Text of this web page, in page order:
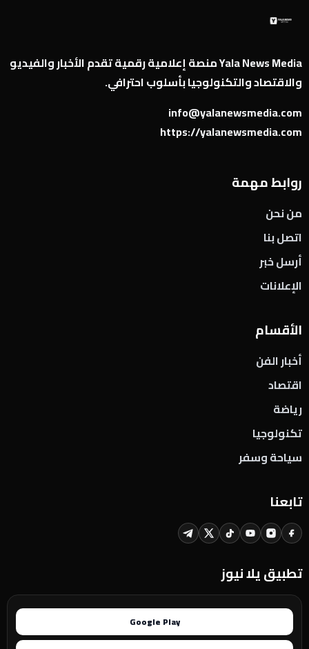
Yala News Media منصة إعلامية رقمية تقدم الأخبار والفيديو
والاقتصاد والتكنولوجيا بأسلوب احترافي.
info@yalanewsmedia.com
https://yalanewsmedia.com
روابط مهمة
من نحن
اتصل بنا
أرسل خبر
الإعلانات
الأقسام
أخبار الفن
اقتصاد
رياضة
تكنولوجيا
سياحة وسفر
تابعنا
تطبيق يلا نيوز
Google Play